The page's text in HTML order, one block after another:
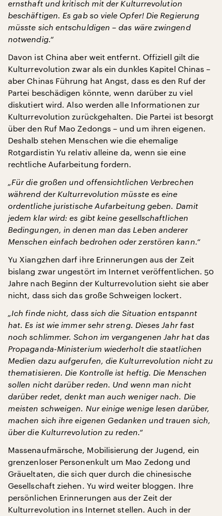
ernsthaft und kritisch mit der Kulturrevolution
beschäftigen. Es gab so viele Opfer! Die Regierung
müsste sich entschuldigen – das wäre zwingend
notwendig.“
Davon ist China aber weit entfernt. Offiziell gilt die
Kulturrevolution zwar als ein dunkles Kapitel Chinas –
aber Chinas Führung hat Angst, dass es den Ruf der
Partei beschädigen könnte, wenn darüber zu viel
diskutiert wird. Also werden alle Informationen zur
Kulturrevolution zurückgehalten. Die Partei ist besorgt
über den Ruf Mao Zedongs – und um ihren eigenen.
Deshalb stehen Menschen wie die ehemalige
Rotgardistin Yu relativ alleine da, wenn sie eine
rechtliche Aufarbeitung fordern.
„Für die großen und offensichtlichen Verbrechen
während der Kulturrevolution müsste es eine
ordentliche juristische Aufarbeitung geben. Damit
jedem klar wird: es gibt keine gesellschaftlichen
Bedingungen, in denen man das Leben anderer
Menschen einfach bedrohen oder zerstören kann.“
Yu Xiangzhen darf ihre Erinnerungen aus der Zeit
bislang zwar ungestört im Internet veröffentlichen. 50
Jahre nach Beginn der Kulturrevolution sieht sie aber
nicht, dass sich das große Schweigen lockert.
„Ich finde nicht, dass sich die Situation entspannt
hat. Es ist wie immer sehr streng. Dieses Jahr fast
noch schlimmer. Schon im vergangenen Jahr hat das
Propaganda-Ministerium wiederholt die staatlichen
Medien dazu aufgerufen, die Kulturrevolution nicht zu
thematisieren. Die Kontrolle ist heftig. Die Menschen
sollen nicht darüber reden. Und wenn man nicht
darüber redet, denkt man auch weniger nach. Die
meisten schweigen. Nur einige wenige lesen darüber,
machen sich ihre eigenen Gedanken und trauen sich,
über die Kulturrevolution zu reden.“
Massenaufmärsche, Mobilisierung der Jugend, ein
grenzenloser Personenkult um Mao Zedong und
Gräueltaten, die sich quer durch die chinesische
Gesellschaft ziehen. Yu wird weiter bloggen. Ihre
persönlichen Erinnerungen aus der Zeit der
Kulturrevolution ins Internet stellen. Auch in der